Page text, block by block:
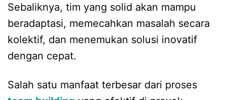
Sebaliknya, tim yang solid akan mampu
beradaptasi, memecahkan masalah secara
kolektif, dan menemukan solusi inovatif
dengan cepat.
Salah satu manfaat terbesar dari proses